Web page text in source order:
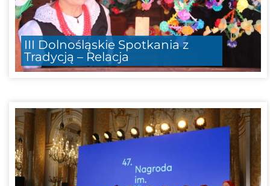
III Dolnośląskie Spotkania z
Tradycją – Relacja